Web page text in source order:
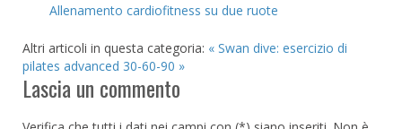
Allenamento cardiofitness su due ruote
Altri articoli in questa categoria: « Swan dive: esercizio di
pilates advanced 30-60-90 »
Lascia un commento